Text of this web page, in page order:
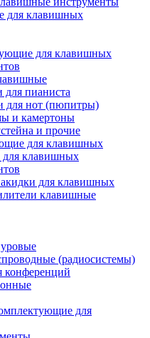
для клавишных
для клавишных
для пианиста
для нот (пюпитры)
и камертоны
и прочие
для клавишных
для клавишных
для клавишных
клавишные
(радиосистемы)
для